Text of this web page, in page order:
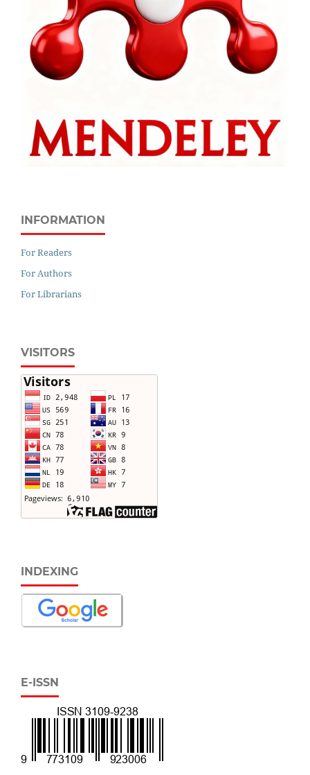
INFORMATION
For Readers
For Authors
For Librarians
VISITORS
INDEXING
E-ISSN